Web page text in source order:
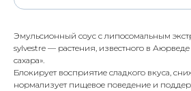
Эмульсионный соус с липосомальным
sylvestre — растения, известного в
сахара».
Блокирует восприятие сладкого вкуса,
нормализует пищевое поведение и